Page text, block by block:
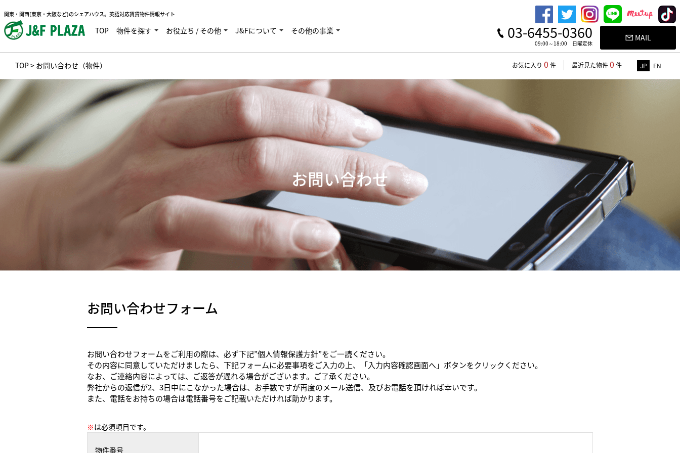
関東・関西(東京・大阪など)のシェアハウス。英語対応賃貸物件情報サイト
TOP 物件を探す お役立ち / その他 J&Fについて その他の事業 03-6455-0360
09:00～18:00 日曜定休
MAIL
TOP> お問い合わせ（物件） お気に入り 0 件 最近見た物件0 件 JP EN
お問い合わせ
お問い合わせフォーム
お問い合わせフォームをご利用の際は、必ず下記”個人情報保護方針”をご一読ください。
その内容に同意していただけましたら、下記フォームに必要事項をご入力の上、「入力内容確認画面へ」ボタンをクリックください。
なお、ご連絡内容によっては、ご返答が遅れる場合がございます。ご了承ください。
弊社からの返信が2、3日中にこなかった場合は、お手数ですが再度のメール送信、及びお電話を頂ければ幸いです。
また、電話をお持ちの場合は電話番号をご記載いただければ助かります。
※は必須項目です。
物件番号